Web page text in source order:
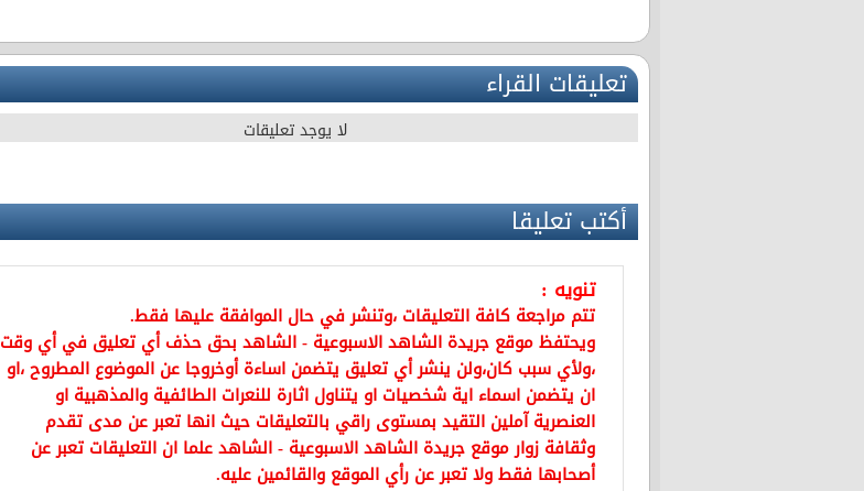
تعليقات القراء
لا يوجد تعليقات
أكتب تعليقا
تنويه :
تتم مراجعة كافة التعليقات ،وتنشر في حال الموافقة عليها فقط.
ويحتفظ موقع جريدة الشاهد الاسبوعية - الشاهد بحق حذف أي تعليق في أي وقت
،ولأي سبب كان،ولن ينشر أي تعليق يتضمن اساءة أوخروجا عن الموضوع المطروح ،او
ان يتضمن اسماء اية شخصيات او يتناول اثارة للنعرات الطائفية والمذهبية او
العنصرية آملين التقيد بمستوى راقي بالتعليقات حيث انها تعبر عن مدى تقدم
وثقافة زوار موقع جريدة الشاهد الاسبوعية - الشاهد علما ان التعليقات تعبر عن
أصحابها فقط ولا تعبر عن رأي الموقع والقائمين عليه.